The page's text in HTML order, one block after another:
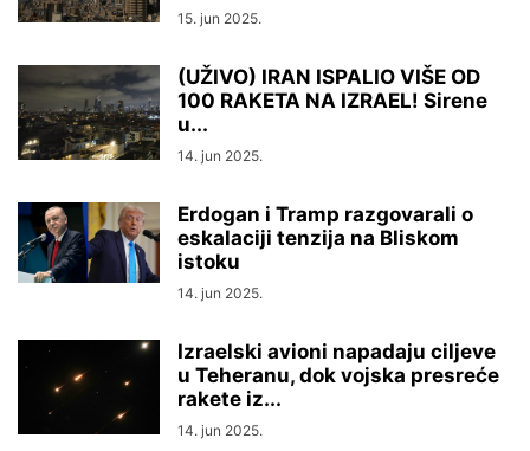
15. jun 2025.
(UŽIVO) IRAN ISPALIO VIŠE OD
100 RAKETA NA IZRAEL! Sirene
u...
14. jun 2025.
Erdogan i Tramp razgovarali o
eskalaciji tenzija na Bliskom
istoku
14. jun 2025.
Izraelski avioni napadaju ciljeve
u Teheranu, dok vojska presreće
rakete iz...
14. jun 2025.